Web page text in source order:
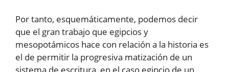
Por tanto, esquemáticamente, podemos decir
que el gran trabajo que egipcios y
mesopotámicos hace con relación a la historia es
el de permitir la progresiva matización de un